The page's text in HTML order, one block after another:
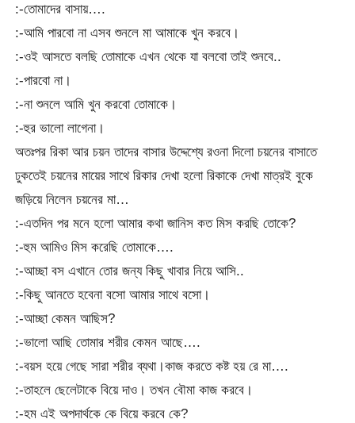
:-তোমাদের বাসায়….
:-আমি পারবো না এসব শুনলে মা আমাকে খুন করবে।
:-ওই আসতে বলছি তোমাকে এখন থেকে যা বলবো তাই শুনবে..
:-পারবো না।
:-না শুনলে আমি খুন করবো তোমাকে।
:-হুর ভালো লাগেনা।
অতঃপর রিকা আর চয়ন তাদের বাসার উদ্দেশ্যে রওনা দিলো চয়নের বাসাতে
ঢুকতেই চয়নের মায়ের সাথে রিকার দেখা হলো রিকাকে দেখা মাত্রই বুকে
জড়িয়ে নিলেন চয়নের মা…
:-এতদিন পর মনে হলো আমার কথা জানিস কত মিস করছি তোকে?
:-হুম আমিও মিস করেছি তোমাকে….
:-আচ্ছা বস এখানে তোর জন্য কিছু খাবার নিয়ে আসি..
:-কিছু আনতে হবেনা বসো আমার সাথে বসো।
:-আচ্ছা কেমন আছিস?
:-ভালো আছি তোমার শরীর কেমন আছে….
:-বয়স হয়ে গেছে সারা শরীর ব্যথা।কাজ করতে কষ্ট হয় রে মা….
:-তাহলে ছেলেটাকে বিয়ে দাও। তখন বৌমা কাজ করবে।
:-হম এই অপদার্থকে কে বিয়ে করবে কে?